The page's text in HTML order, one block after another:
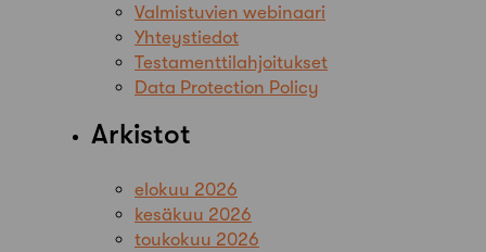
Valmistuvien webinaari
Yhteystiedot
Testamenttilahjoitukset
Data Protection Policy
Arkistot
elokuu 2026
kesäkuu 2026
toukokuu 2026